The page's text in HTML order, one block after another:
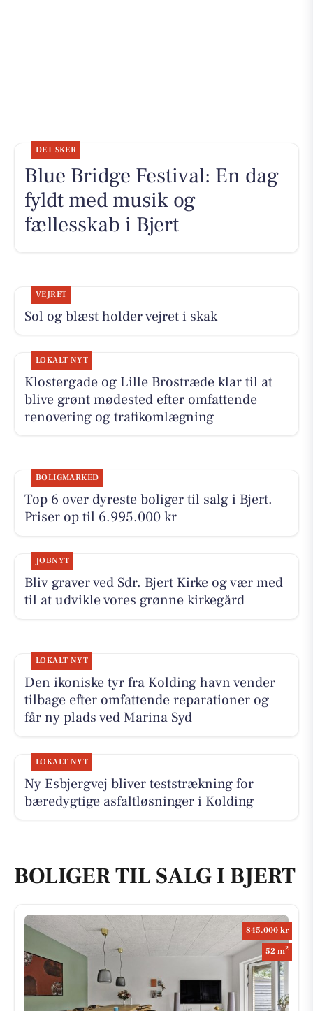
DET SKER
Blue Bridge Festival: En dag
fyldt med musik og
fællesskab i Bjert
VEJRET
Sol og blæst holder vejret i skak
LOKALT NYT
Klostergade og Lille Brostræde klar til at
blive grønt mødested efter omfattende
renovering og trafikomlægning
BOLIGMARKED
Top 6 over dyreste boliger til salg i Bjert.
Priser op til 6.995.000 kr
JOBNYT
Bliv graver ved Sdr. Bjert Kirke og vær med
til at udvikle vores grønne kirkegård
LOKALT NYT
Den ikoniske tyr fra Kolding havn vender
tilbage efter omfattende reparationer og
får ny plads ved Marina Syd
LOKALT NYT
Ny Esbjergvej bliver teststrækning for
bæredygtige asfaltløsninger i Kolding
BOLIGER TIL SALG I BJERT
845.000 kr
52 m2